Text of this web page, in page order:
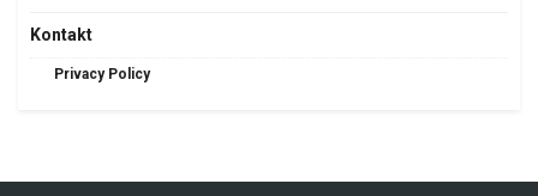
Kontakt
Privacy Policy